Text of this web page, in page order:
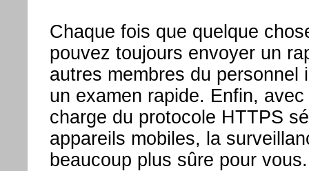
Chaque fois que quelque
pouvez toujours envoyer un
autres membres du personnel
un examen rapide. Enfin,
charge du protocole HTTPS
appareils mobiles, la
beaucoup plus sûre pour vous.